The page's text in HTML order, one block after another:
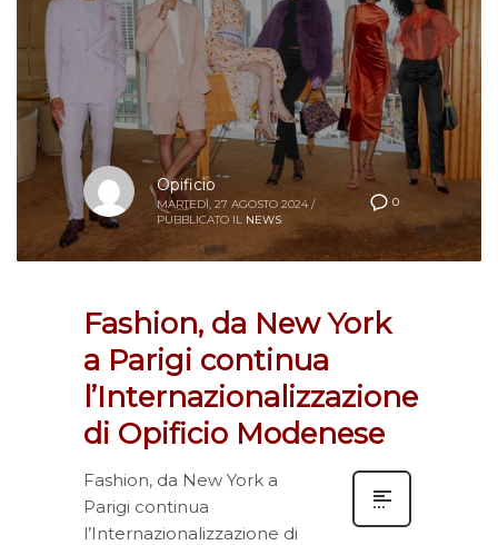
0
Opificio
MARTEDÌ, 27 AGOSTO 2024 /
PUBBLICATO IL
NEWS
Fashion, da New York
a Parigi continua
l’Internazionalizzazione
di Opificio Modenese
Fashion, da New York a
Parigi continua
l’Internazionalizzazione di